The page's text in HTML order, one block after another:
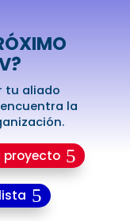
tu aliado
la
proyecto